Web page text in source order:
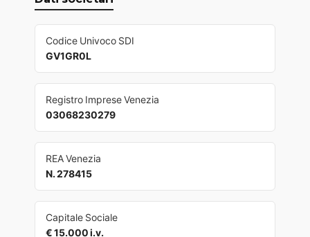
Codice Univoco SDI
GV1GR0L
Registro Imprese Venezia
03068230279
REA Venezia
N. 278415
Capitale Sociale
€ 15.000 i.v.